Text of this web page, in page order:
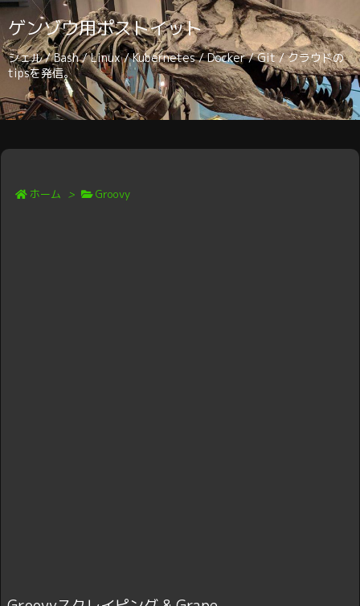
ゲンゾウ用ポストイット
シェル / Bash / Linux / Kubernetes / Docker / Git / クラウドの
tipsを発信。
ホーム > Groovy